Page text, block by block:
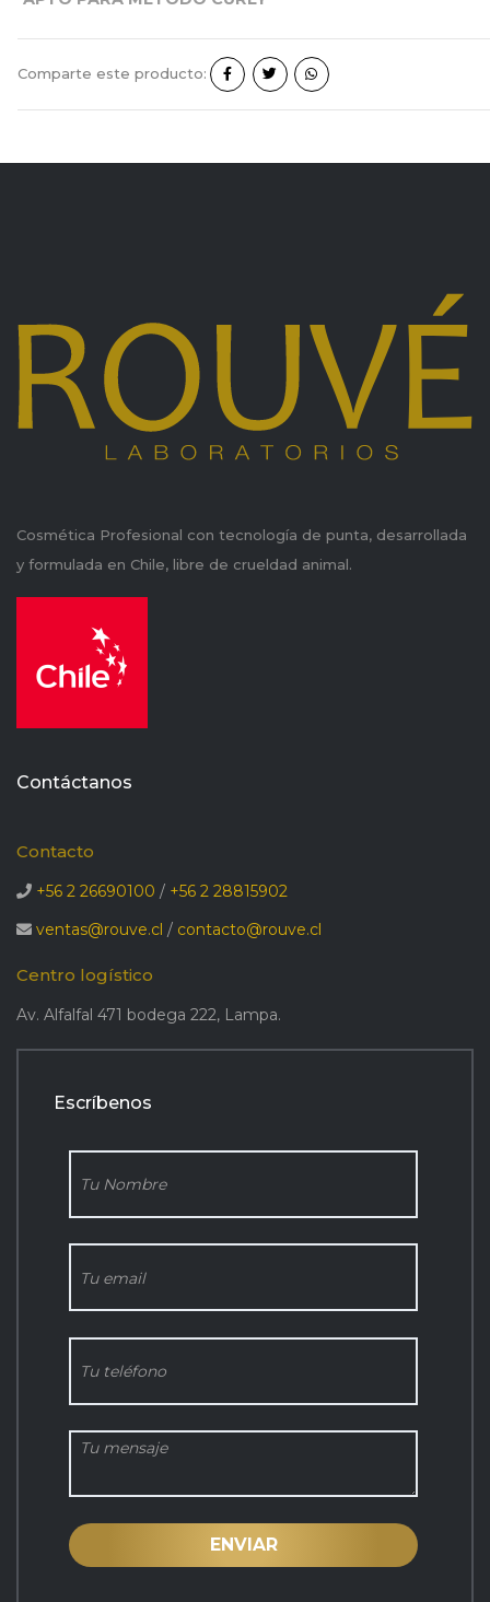
Comparte este producto:
Cosmética Profesional con tecnología de punta, desarrollada
y formulada en Chile, libre de crueldad animal.
Contáctanos
Contacto
+56 2 26690100 / +56 2 28815902
ventas@rouve.cl / contacto@rouve.cl
Centro logístico
Av. Alfalfal 471 bodega 222, Lampa.
Escríbenos